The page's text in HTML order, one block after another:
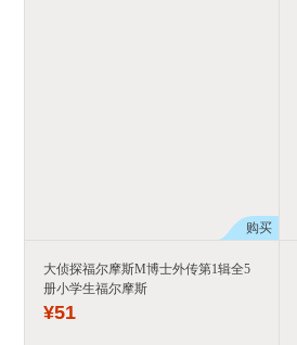
购买
大侦探福尔摩斯M博士外传第1辑全5
册小学生福尔摩斯
¥51